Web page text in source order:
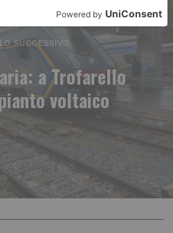
SUCCESSIVO
a Trofarello
voltaico